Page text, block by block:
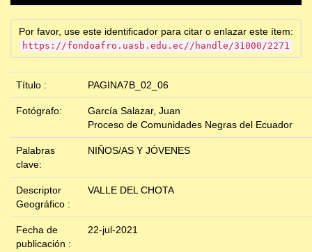
Por favor, use este identificador para citar o enlazar este ítem:
https://fondoafro.uasb.edu.ec//handle/31000/2271
Título : PAGINA7B_02_06
Fotógrafo:
García Salazar, Juan
Proceso de Comunidades Negras del Ecuador
Palabras
clave:
NIÑOS/AS Y JÓVENES
Descriptor
Geográfico :
VALLE DEL CHOTA
Fecha de
publicación :
22-jul-2021